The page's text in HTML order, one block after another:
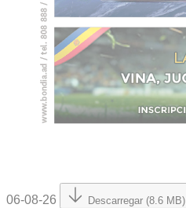
06-08-26 Descarregar (8.6 MB)